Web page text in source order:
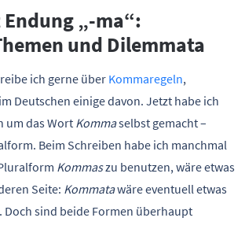
„-ma“:
und Dilemmata
ich gerne über Kommaregeln,
Deutschen einige davon. Jetzt habe ich
um das Wort Kommaselbst gemacht –
Beim Schreiben habe ich manchmal
Kommaszu benutzen, wäre etwas
Seite: Kommatawäre eventuell etwas
Doch sind beide Formen überhaupt